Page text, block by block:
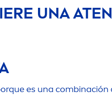
UNA
es una